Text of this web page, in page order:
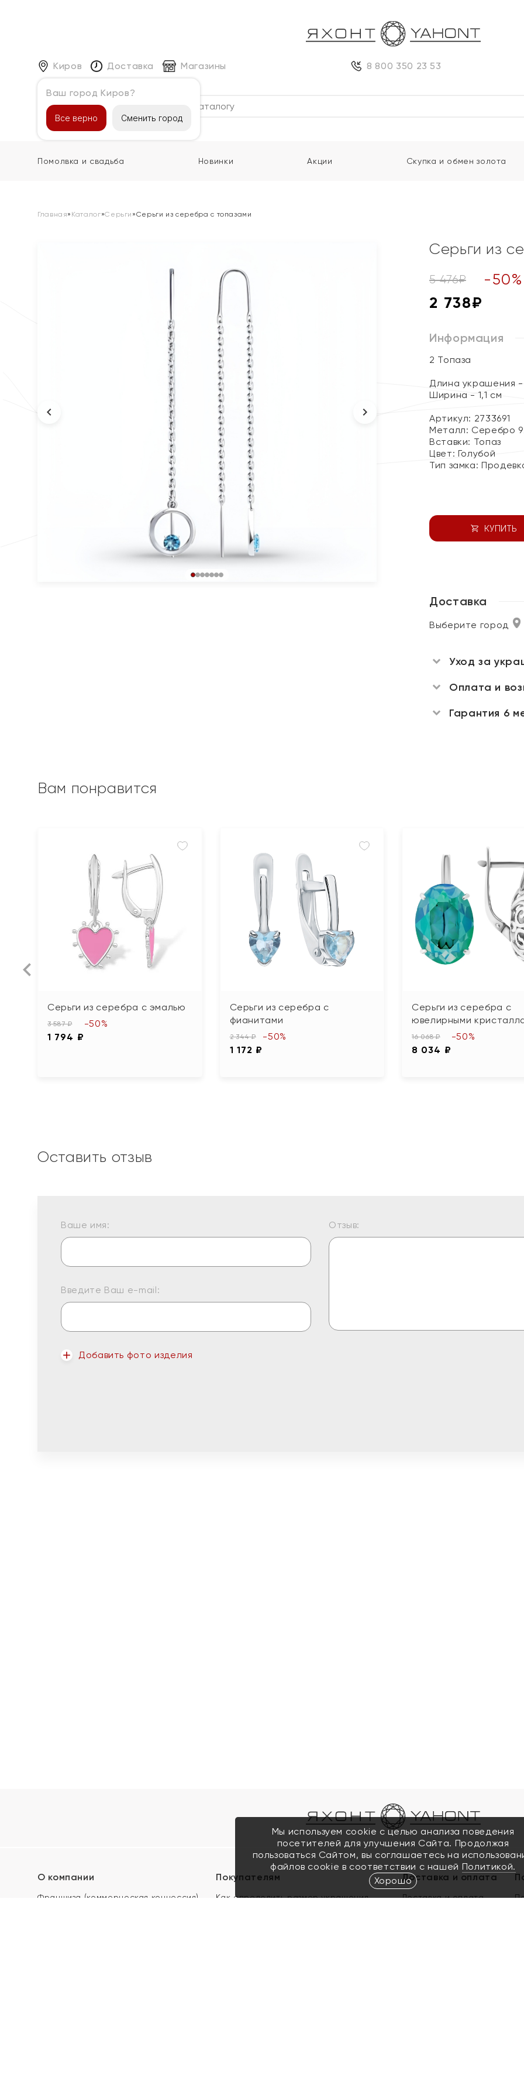
Киров
Ваш город Киров?
Все верно Сменить город
Доставка Магазины 8 800 350 23 53
Каталог
Помолвка и свадьба Новинки Акции Скупка и обмен золота
Главная» Каталог»Серьги »Серьги из серебра с топазами
Серьги из
5 476₽ -50%
2 738₽
Информация
2 Топаза
Длина украшения -
Ширина - 1,1 см
Артикул: 2733691
Металл: Серебро
Вставки: Топаз
Цвет: Голубой
Тип замка:
КУПИТЬ
Доставка
Выберите город
Уход за
Оплата и
Гарантия 6
Вам понравится
Серьги из серебра с эмалью
3 587 ₽
1 794 ₽
-50%
Серьги из серебра с
фианитами
2 344 ₽
1 172 ₽
-50%
Серьги из серебра с
ювелирными
16 068 ₽
8 034 ₽
-50%
Оставить отзыв
Ваше имя:
Введите Ваш e-mail:
Добавить фото изделия
Отзыв:
О компании
Франшиза (коммерческая концессия)
Покупателям
Как определить размер украшения
Доставка и оплата
Доставка и оплата
Мы используем cookie с целью анализа поведения
посетителей для улучшения Сайта. Продолжая
пользоваться Сайтом, вы соглашаетесь на
файлов cookie в соответствии с нашей Политикой.
Хорошо